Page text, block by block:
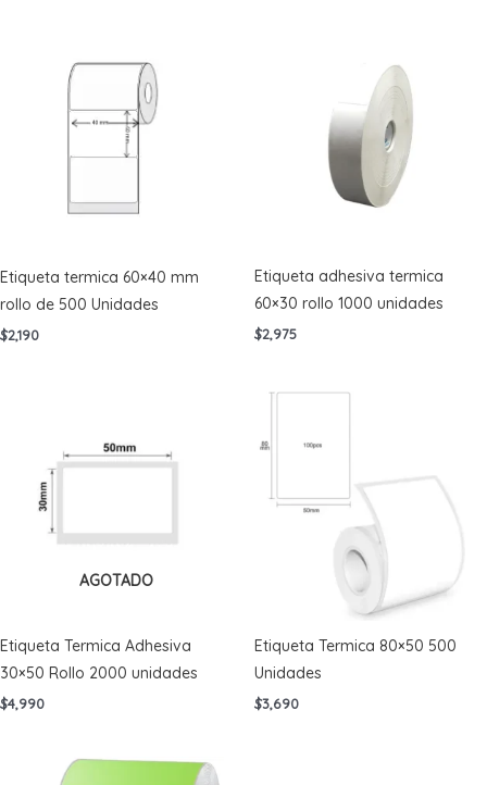
Etiqueta termica 60×40 mm
rollo de 500 Unidades
$2,190
Etiqueta adhesiva termica
60×30 rollo 1000 unidades
$2,975
AGOTADO
Etiqueta Termica Adhesiva
30×50 Rollo 2000 unidades
$4,990
Etiqueta Termica 80×50 500
Unidades
$3,690